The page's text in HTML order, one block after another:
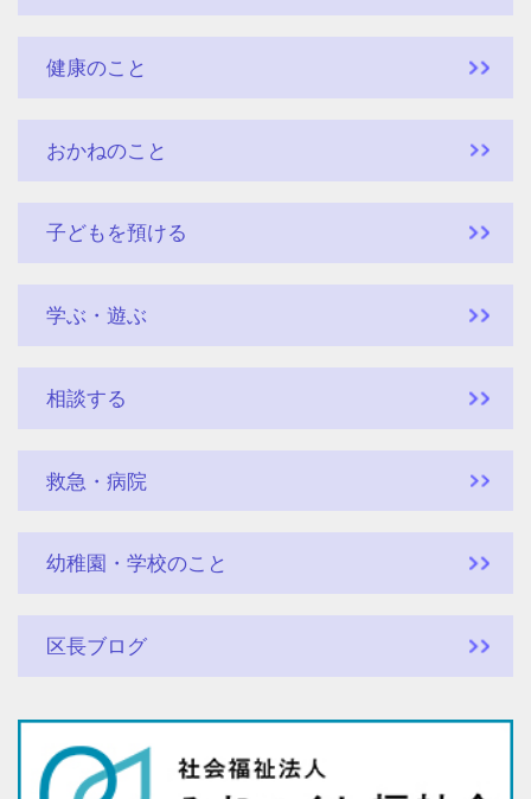
健康のこと
おかねのこと
子どもを預ける
学ぶ・遊ぶ
相談する
救急・病院
幼稚園・学校のこと
区長ブログ